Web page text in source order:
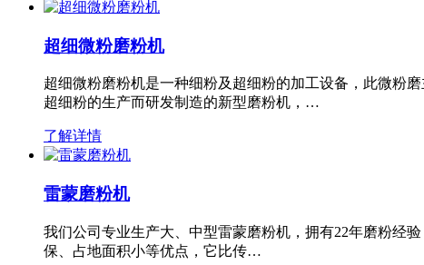
超细微粉磨粉机
超细微粉磨粉机是一种细粉及超细粉的加工设备，此微粉
超细粉的生产而研发制造的新型磨粉机，…
了解详情
雷蒙磨粉机
我们公司专业生产大、中型雷蒙磨粉机，拥有22年磨粉经
保、占地面积小等优点，它比传…